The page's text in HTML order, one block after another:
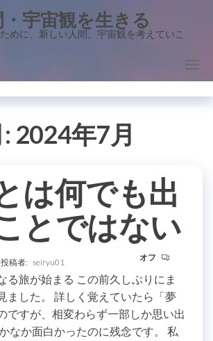
宇宙観を生きる
めに、新しい人間、宇宙観を考えていこ
2024年7月
は何でも出
とではない
投稿者: seiryu01 オフ
る旅が始まる この前久しぶりにま
ました。 詳しく覚えていたら「夢
ですが、相変わらず一部しか思い出
なか面白かったのに残念です。 私